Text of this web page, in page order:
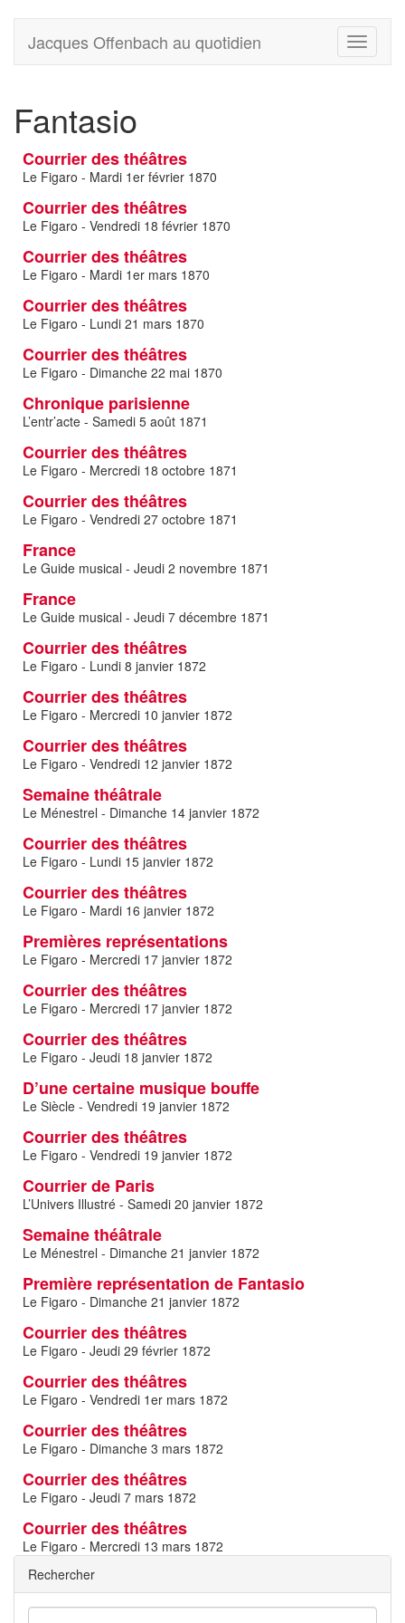
Toggle
Jacques Offenbach au quotidien
Fantasio
Courrier des théâtres
Le Figaro - Mardi 1er février 1870
Courrier des théâtres
Le Figaro - Vendredi 18 février 1870
Courrier des théâtres
Le Figaro - Mardi 1er mars 1870
Courrier des théâtres
Le Figaro - Lundi 21 mars 1870
Courrier des théâtres
Le Figaro - Dimanche 22 mai 1870
Chronique parisienne
L’entr’acte - Samedi 5 août 1871
Courrier des théâtres
Le Figaro - Mercredi 18 octobre 1871
Courrier des théâtres
Le Figaro - Vendredi 27 octobre 1871
France
Le Guide musical - Jeudi 2 novembre 1871
France
Le Guide musical - Jeudi 7 décembre 1871
Courrier des théâtres
Le Figaro - Lundi 8 janvier 1872
Courrier des théâtres
Le Figaro - Mercredi 10 janvier 1872
Courrier des théâtres
Le Figaro - Vendredi 12 janvier 1872
Semaine théâtrale
Le Ménestrel - Dimanche 14 janvier 1872
Courrier des théâtres
Le Figaro - Lundi 15 janvier 1872
Courrier des théâtres
Le Figaro - Mardi 16 janvier 1872
Premières représentations
Le Figaro - Mercredi 17 janvier 1872
Courrier des théâtres
Le Figaro - Mercredi 17 janvier 1872
Courrier des théâtres
Le Figaro - Jeudi 18 janvier 1872
D’une certaine musique bouffe
Le Siècle - Vendredi 19 janvier 1872
Courrier des théâtres
Le Figaro - Vendredi 19 janvier 1872
Courrier de Paris
L’Univers Illustré - Samedi 20 janvier 1872
Semaine théâtrale
Le Ménestrel - Dimanche 21 janvier 1872
Première représentation de Fantasio
Le Figaro - Dimanche 21 janvier 1872
Courrier des théâtres
Le Figaro - Jeudi 29 février 1872
Courrier des théâtres
Le Figaro - Vendredi 1er mars 1872
Courrier des théâtres
Le Figaro - Dimanche 3 mars 1872
Courrier des théâtres
Le Figaro - Jeudi 7 mars 1872
Courrier des théâtres
Le Figaro - Mercredi 13 mars 1872
Rechercher